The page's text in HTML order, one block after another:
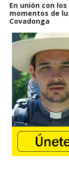
En unión con
momentos de
Covadonga